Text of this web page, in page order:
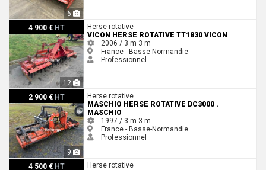
6
4 900 € HT
12
Vicon Herse rotative TT1830 Vicon
Herse rotative
VICON HERSE ROTATIVE TT1830 VICON
2006 / 3 m 3 m
France - Basse-Normandie
Professionnel
2 900 € HT
9
Maschio Herse rotative DC3000 . Maschio
Herse rotative
MASCHIO HERSE ROTATIVE DC3000 .
MASCHIO
1997 / 3 m 3 m
France - Basse-Normandie
Professionnel
4 500 € HT
Amazone KG4000 SUPERHerse rotative